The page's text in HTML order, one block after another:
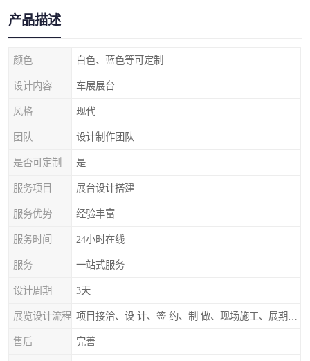
产品描述
颜色 白色、蓝色等可定制
设计内容 车展展台
风格 现代
团队 设计制作团队
是否可定制 是
服务项目 展台设计搭建
服务优势 经验丰富
服务时间 24小时在线
服务 一站式服务
设计周期 3天
展览设计流程
售后 完善